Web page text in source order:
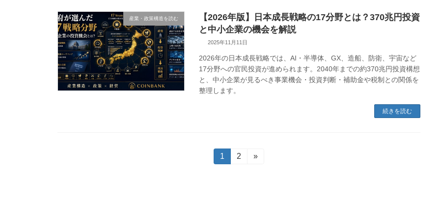
産業・政策構造を読む
【2026年版】日本成長戦略の17分野とは？370兆円投資
と中小企業の機会を解説
2025年11月11日
2026年の日本成長戦略では、AI・半導体、GX、造船、防衛、宇宙など
17分野への官民投資が進められます。2040年までの約370兆円投資構想
と、中小企業が見るべき事業機会・投資判断・補助金や税制との関係を
整理します。
続きを読む
固
定
1
固
2 »